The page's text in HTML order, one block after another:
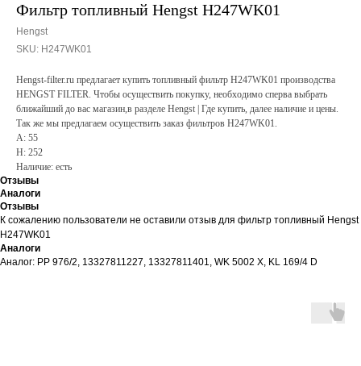
Фильтр топливный Hengst H247WK01
Hengst
SKU: H247WK01
Hengst-filter.ru предлагает купить топливный фильтр H247WK01 производства
HENGST FILTER. Чтобы осуществить покупку, необходимо сперва выбрать
ближайший до вас магазин,в разделе Hengst | Где купить, далее наличие и цены.
Так же мы предлагаем осуществить заказ фильтров H247WK01.
A: 55
H: 252
Наличие: есть
Отзывы
Аналоги
Отзывы
К сожалению пользователи не оставили отзыв для фильтр топливный Hengst
H247WK01
Аналоги
Аналог: PP 976/2, 13327811227, 13327811401, WK 5002 X, KL 169/4 D